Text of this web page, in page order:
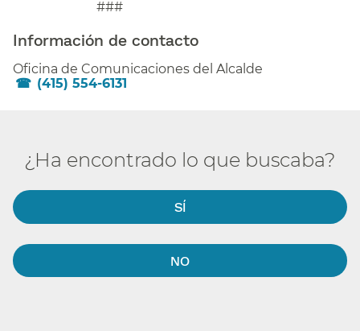
###
Información de contacto​​
Oficina de Comunicaciones del Alcalde​​
(415) 554-6131
¿Ha encontrado lo que buscaba?​​
SÍ​​
NO​​